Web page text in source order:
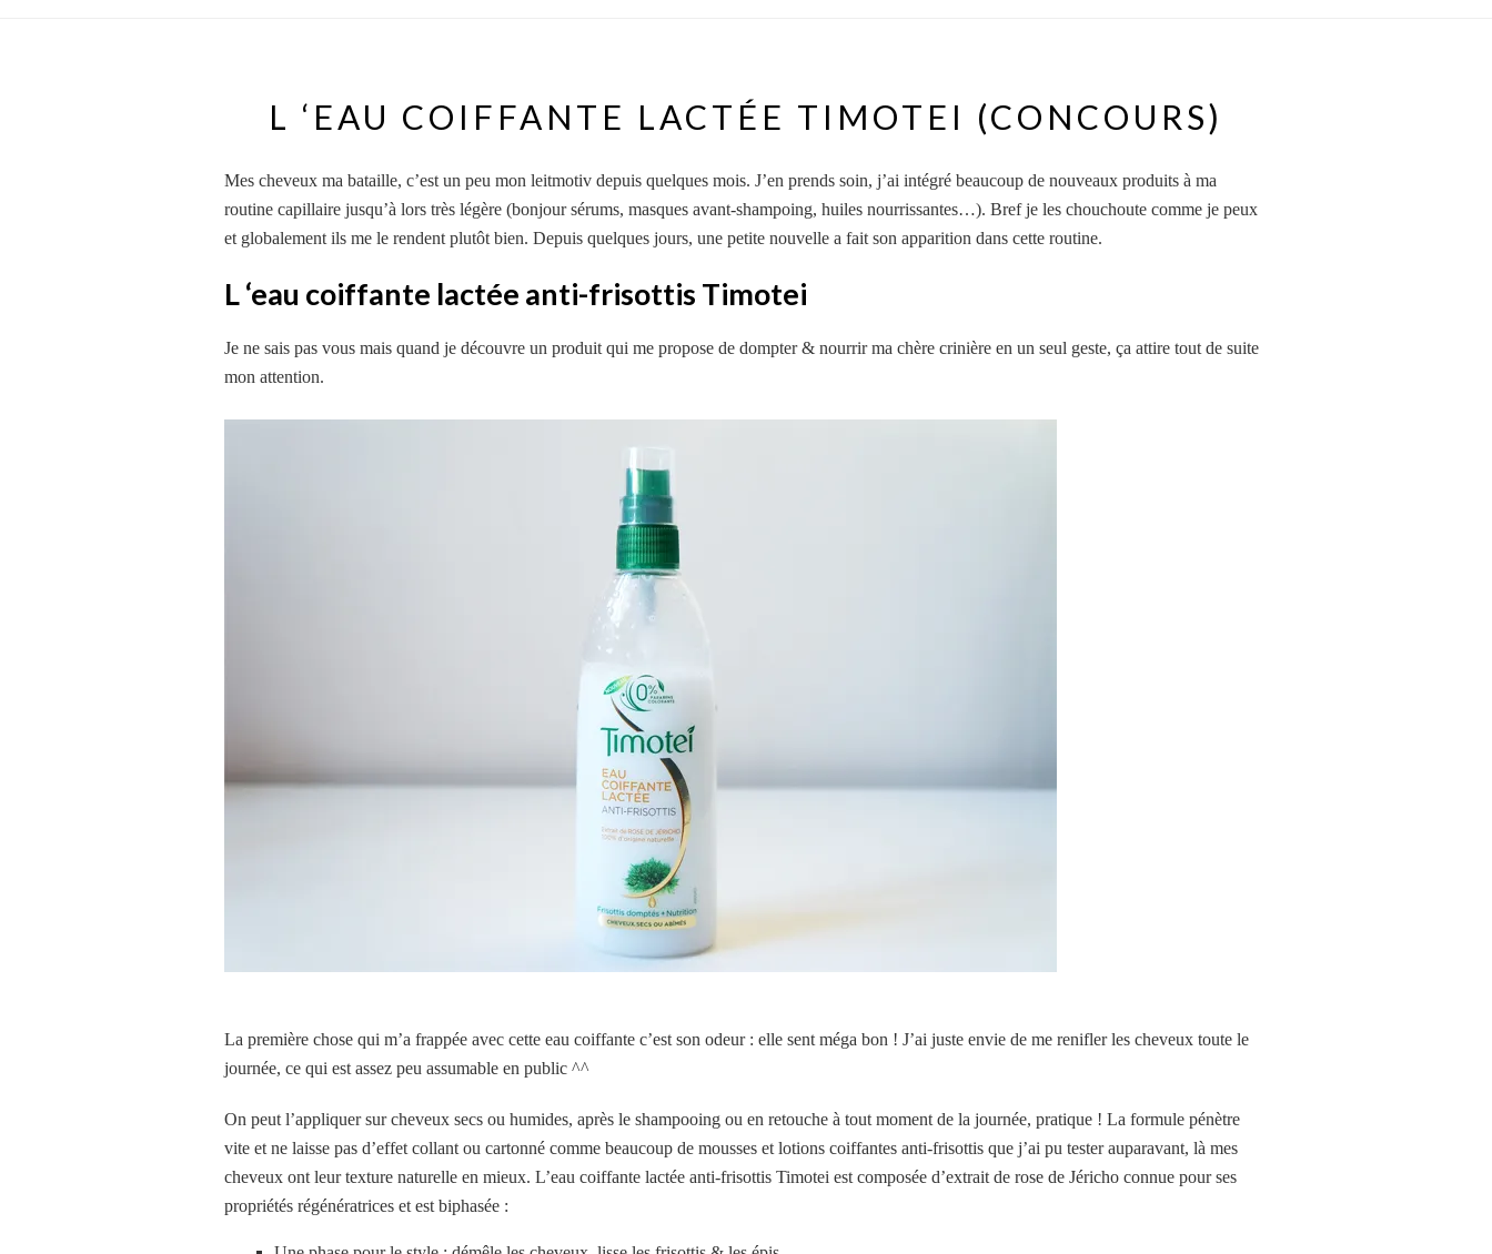
L ‘EAU COIFFANTE LACTÉE TIMOTEI (CONCOURS)
Mes cheveux ma bataille, c’est un peu mon leitmotiv depuis quelques mois. J’en prends soin, j’ai intégré beaucoup de nouveaux produits à ma
routine capillaire jusqu’à lors très légère (bonjour sérums, masques avant-shampoing, huiles nourrissantes…). Bref je les chouchoute comme je peux
et globalement ils me le rendent plutôt bien. Depuis quelques jours, une petite nouvelle a fait son apparition dans cette routine.
L ‘eau coiffante lactée anti-frisottis Timotei
Je ne sais pas vous mais quand je découvre un produit qui me propose de dompter & nourrir ma chère crinière en un seul geste, ça attire tout de suite
mon attention.
La première chose qui m’a frappée avec cette eau coiffante c’est son odeur : elle sent méga bon ! J’ai juste envie de me renifler les cheveux toute le
journée, ce qui est assez peu assumable en public ^^
On peut l’appliquer sur cheveux secs ou humides, après le shampooing ou en retouche à tout moment de la journée, pratique ! La formule pénètre
vite et ne laisse pas d’effet collant ou cartonné comme beaucoup de mousses et lotions coiffantes anti-frisottis que j’ai pu tester auparavant, là mes
cheveux ont leur texture naturelle en mieux. L’eau coiffante lactée anti-frisottis Timotei est composée d’extrait de rose de Jéricho connue pour ses
propriétés régénératrices et est biphasée :